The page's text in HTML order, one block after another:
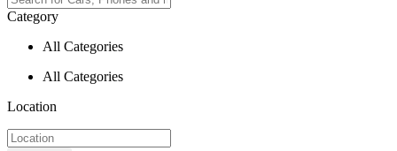
Category
All Categories
All Categories
Location